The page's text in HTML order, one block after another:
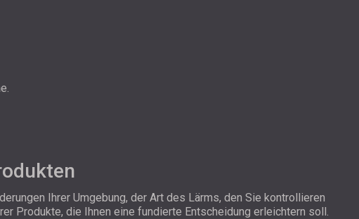
Ihrer Umgebung, der Art des Lärms, den Sie kontrollieren
Produkte, die Ihnen eine fundierte Entscheidung erleichtern soll.